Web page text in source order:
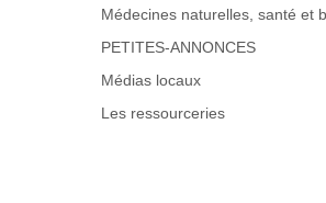
Médecines naturelles, santé et
PETITES-ANNONCES
Médias locaux
Les ressourceries